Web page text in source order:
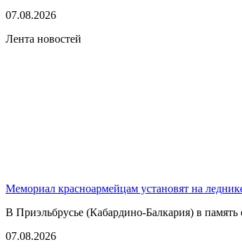
07.08.2026
Лента новостей
Мемориал красноармейцам установят на
В Приэльбрусье (Кабардино-Балкария) в
07.08.2026